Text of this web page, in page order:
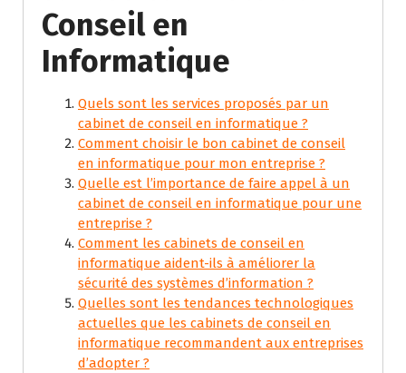
Conseil en
Informatique
Quels sont les services proposés par un
cabinet de conseil en informatique ?
Comment choisir le bon cabinet de conseil
en informatique pour mon entreprise ?
Quelle est l’importance de faire appel à un
cabinet de conseil en informatique pour une
entreprise ?
Comment les cabinets de conseil en
informatique aident-ils à améliorer la
sécurité des systèmes d’information ?
Quelles sont les tendances technologiques
actuelles que les cabinets de conseil en
informatique recommandent aux entreprises
d’adopter ?